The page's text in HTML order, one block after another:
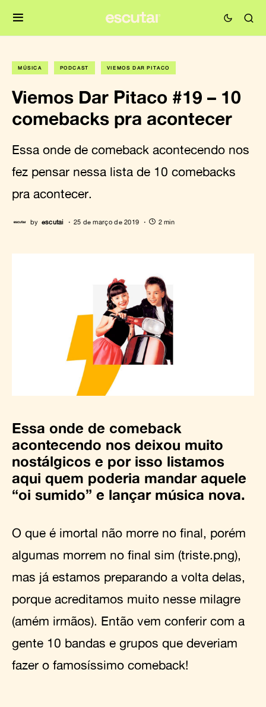
MÚSICA PODCAST VIEMOS DAR PITACO
Viemos Dar Pitaco #19 – 10
comebacks pra acontecer
Essa onde de comeback acontecendo nos
fez pensar nessa lista de 10 comebacks
pra acontecer.
by escutai 25 de março de 2019 2 min
Essa onde de comeback
acontecendo nos deixou muito
nostálgicos e por isso listamos
aqui quem poderia mandar aquele
“oi sumido” e lançar música nova.
O que é imortal não morre no final, porém
algumas morrem no final sim (triste.png),
mas já estamos preparando a volta delas,
porque acreditamos muito nesse milagre
(amém irmãos). Então vem conferir com a
gente 10 bandas e grupos que deveriam
fazer o famosíssimo comeback!